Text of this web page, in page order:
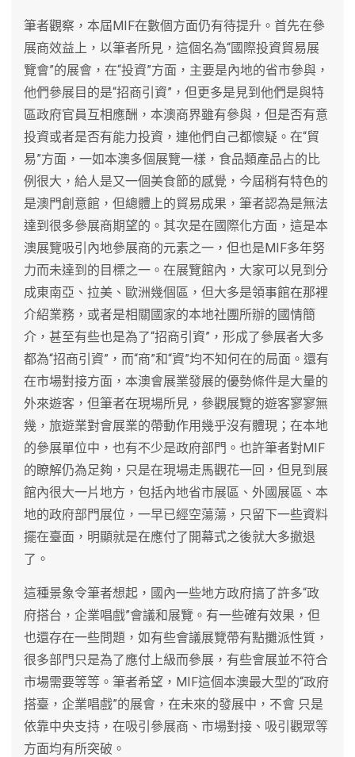
筆者觀察，本屆MIF在數個方面仍有待提升。首先在參
展商效益上，以筆者所見，這個名為“國際投資貿易展
覽會”的展會，在“投資”方面，主要是內地的省市參與，
他們參展目的是“招商引資”，但更多是見到他們是與特
區政府官員互相應酬，本澳商界雖有參與，但是否有意
投資或者是否有能力投資，連他們自己都懷疑。在“貿
易”方面，一如本澳多個展覽一樣，食品類產品占的比
例很大，給人是又一個美食節的感覺，今屆稍有特色的
是澳門創意館，但總體上的貿易成果，筆者認為是無法
達到很多參展商期望的。其次是在國際化方面，這是本
澳展覽吸引內地參展商的元素之一，但也是MIF多年努
力而未達到的目標之一。在展覽館內，大家可以見到分
成東南亞、拉美、歐洲幾個區，但大多是領事館在那裡
介紹業務，或者是相關國家的本地社團所辦的國情簡
介，甚至有些也是為了“招商引資”，形成了參展者大多
都為“招商引資”，而“商”和“資”均不知何在的局面。還有
在市場對接方面，本澳會展業發展的優勢條件是大量的
外來遊客，但筆者在現場所見，參觀展覽的遊客寥寥無
幾，旅遊業對會展業的帶動作用幾乎沒有體現；在本地
的參展單位中，也有不少是政府部門。也許筆者對MIF
的瞭解仍為足夠，只是在現場走馬觀花一回，但見到展
館內很大一片地方，包括內地省市展區、外國展區、本
地的政府部門展位，一早已經空蕩蕩，只留下一些資料
擺在臺面，明顯就是在應付了開幕式之後就大多撤退
了。
這種景象令筆者想起，國內一些地方政府搞了許多“政
府搭台，企業唱戲”會議和展覽。有一些確有效果，但
也還存在一些問題，如有些會議展覽帶有點攤派性質，
很多部門只是為了應付上級而參展，有些會展並不符合
市場需要等等。筆者希望，MIF這個本澳最大型的“政府
搭臺，企業唱戲”的展會，在未來的發展中，不會 只是
依靠中央支持，在吸引參展商、市場對接、吸引觀眾等
方面均有所突破。